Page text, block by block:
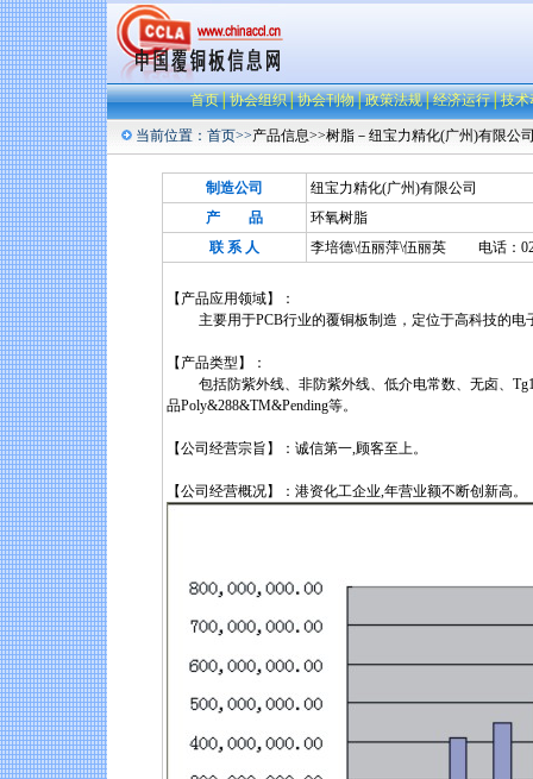
首页│协会组织│协会刊物│政策法规│经济运行│技术
当前位置： 首页>>产品信息>>树脂－纽宝力精化(广州)有限公
制造公司
纽宝力精化(广州)有限公司
产 品
环氧树脂
联 系 人
李培德\伍丽萍\伍丽英 电话：
【产品应用领域】：
主要用于PCB行业的覆铜板制造，定位于高科技的电
【产品类型】：
包括防紫外线、非防紫外线、低介电常数、无卤、
品Poly&288&TM&Pending等。
【公司经营宗旨】：诚信第一,顾客至上。
【公司经营概况】：港资化工企业,年营业额不断创新高。